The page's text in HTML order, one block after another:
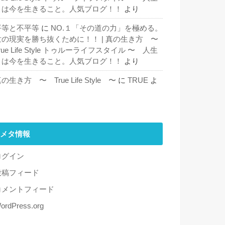
は今を生きること。人気ブログ！！
より
等と不平等 に NO.１「その道の力」を極める。
の現実を勝ち抜くために！！ | 真の生き方 〜
Life Style トゥルーライフスタイル 〜 人生
は今を生きること。人気ブログ！！
より
の生き方 〜 True Life Style 〜 に TRUE よ
メタ情報
グイン
稿フィード
メントフィード